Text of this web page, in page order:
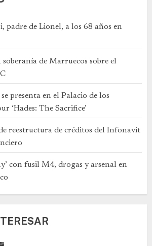
padre de Lionel, a los 68 años en
de Marruecos sobre el
presenta en el Palacio de los
‘Hades: The Sacrifice’
reestructura de créditos del Infonavit
con fusil M4, drogas y arsenal en